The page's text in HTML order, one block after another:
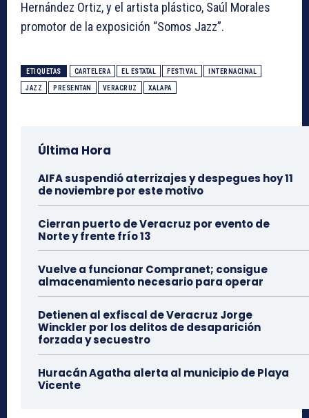
Hernández Ortiz, y el artista plástico, Saúl Morales
promotor de la exposición “Somos Jazz”.
ETIQUETAS CARTELERA EL ESTATAL FESTIVAL INTERNACINAL
JAZZ PRESENTAN VERACRUZ XALAPA
Última Hora
AIFA suspendió aterrizajes y despegues hoy 11
de noviembre por este motivo
Cierran puerto de Veracruz por evento de
Norte y frente frío 13
Vuelve a funcionar Compranet; consigue
almacenamiento necesario para operar
Detienen al exfiscal de Veracruz Jorge
Winckler por los delitos de desaparición
forzada y secuestro
Huracán Agatha alerta al municipio de Playa
Vicente